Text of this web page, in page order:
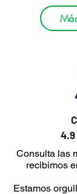
Consulta las
recibimos
Estamos